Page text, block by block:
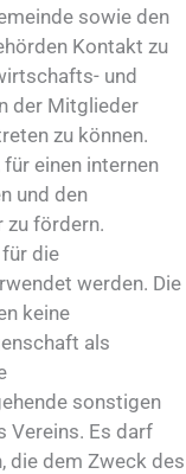
sowie den
Kontakt zu
und
der Mitglieder
zu können.
einen internen
und den
zu fördern.
die
werden. Die
keine
als
sonstigen
Vereins. Es darf
die dem Zweck des